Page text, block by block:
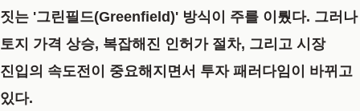
짓는 '그린필드(Greenfield)' 방식이 주를 이뤘다. 그러나
토지 가격 상승, 복잡해진 인허가 절차, 그리고 시장
진입의 속도전이 중요해지면서 투자 패러다임이 바뀌고
있다.